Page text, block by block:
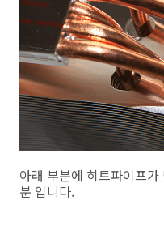
아래 부분에 히트파이프
분 입니다.